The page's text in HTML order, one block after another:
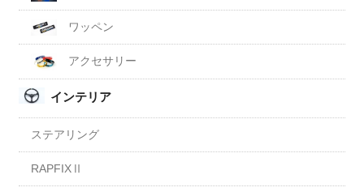
ワッペン
アクセサリー
インテリア
ステアリング
RAPFIXⅡ